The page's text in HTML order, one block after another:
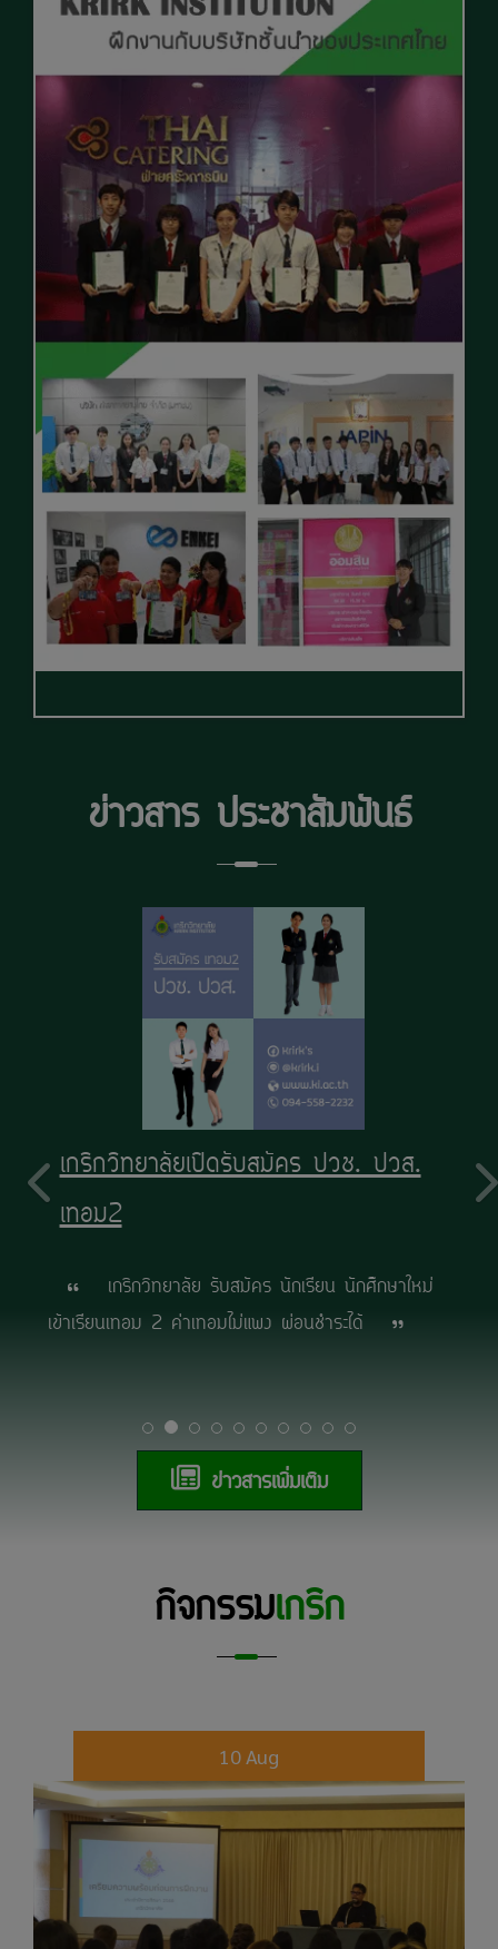
ข่าวสาร ประชาสัมพันธ์
เกริกวิทยาลัยเปิดรับสมัคร ปวช. ปวส.
เทอม2
เกริกวิทยาลัย รับสมัคร นักเรียน นักศึกษาใหม่
เข้าเรียนเทอม 2 ค่าเทอมไม่แพง ผ่อนชำระได้
ข่าวสารเพิ่มเติม
กิจกรรม เกริก